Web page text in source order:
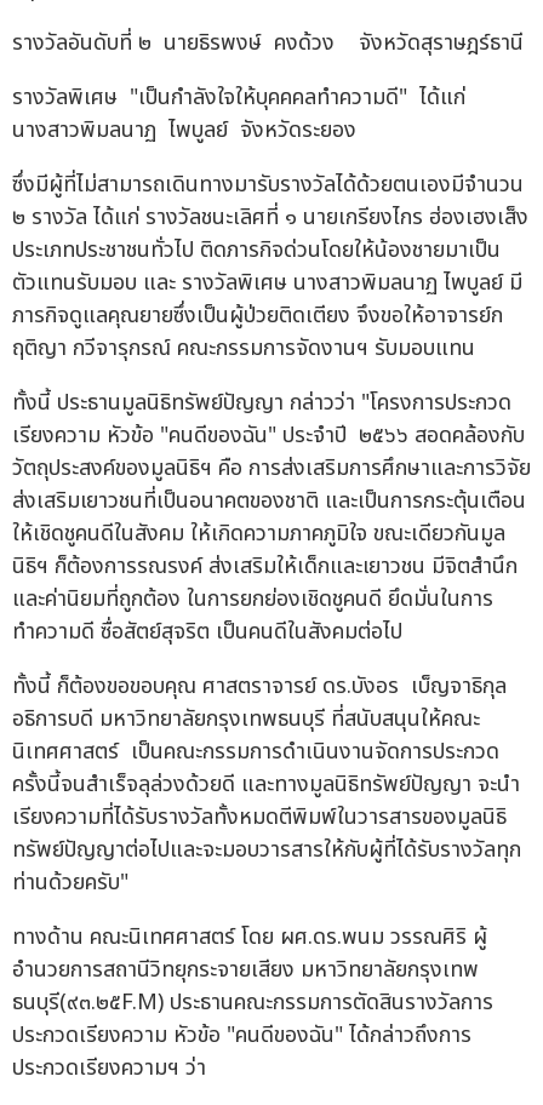
รางวัลอันดับที่ ๒ นายธิรพงษ์ คงด้วง จังหวัดสุราษฎร์ธานี
รางวัลพิเศษ "เป็นกำลังใจให้บุคคคลทำความดี" ได้แก่
นางสาวพิมลนาฏ ไพบูลย์ จังหวัดระยอง
ซึ่งมีผู้ที่ไม่สามารถเดินทางมารับรางวัลได้ด้วยตนเองมีจำนวน
๒ รางวัล ได้แก่ รางวัลชนะเลิศที่ ๑ นายเกรียงไกร ฮ่องเฮงเส็ง
ประเภทประชาชนทั่วไป ติดภารกิจด่วนโดยให้น้องชายมาเป็น
ตัวแทนรับมอบ และ รางวัลพิเศษ นางสาวพิมลนาฏ ไพบูลย์ มี
ภารกิจดูแลคุณยายซึ่งเป็นผู้ป่วยติดเตียง จึงขอให้อาจารย์ก
ฤติญา กวีจารุกรณ์ คณะกรรมการจัดงานฯ รับมอบแทน
ทั้งนี้ ประธานมูลนิธิทรัพย์ปัญญา กล่าวว่า "โครงการประกวด
เรียงความ หัวข้อ "คนดีของฉัน" ประจำปี ๒๕๖๖ สอดคล้องกับ
วัตถุประสงค์ของมูลนิธิฯ คือ การส่งเสริมการศึกษาและการวิจัย
ส่งเสริมเยาวชนที่เป็นอนาคตของชาติ และเป็นการกระตุ้นเตือน
ให้เชิดชูคนดีในสังคม ให้เกิดความภาคภูมิใจ ขณะเดียวกันมูล
นิธิฯ ก็ต้องการรณรงค์ ส่งเสริมให้เด็กและเยาวชน มีจิตสำนึก
และค่านิยมที่ถูกต้อง ในการยกย่องเชิดชูคนดี ยึดมั่นในการ
ทำความดี ซื่อสัตย์สุจริต เป็นคนดีในสังคมต่อไป
ทั้งนี้ ก็ต้องขอขอบคุณ ศาสตราจารย์ ดร.บังอร เบ็ญจาธิกุล
อธิการบดี มหาวิทยาลัยกรุงเทพธนบุรี ที่สนับสนุนให้คณะ
นิเทศศาสตร์ เป็นคณะกรรมการดำเนินงานจัดการประกวด
ครั้งนี้จนสำเร็จลุล่วงด้วยดี และทางมูลนิธิทรัพย์ปัญญา จะนำ
เรียงความที่ได้รับรางวัลทั้งหมดตีพิมพ์ในวารสารของมูลนิธิ
ทรัพย์ปัญญาต่อไปและจะมอบวารสารให้กับผู้ที่ได้รับรางวัลทุก
ท่านด้วยครับ"
ทางด้าน คณะนิเทศศาสตร์ โดย ผศ.ดร.พนม วรรณศิริ ผู้
อำนวยการสถานีวิทยุกระจายเสียง มหาวิทยาลัยกรุงเทพ
ธนบุรี(๙๓.๒๕F.M) ประธานคณะกรรมการตัดสินรางวัลการ
ประกวดเรียงความ หัวข้อ "คนดีของฉัน" ได้กล่าวถึงการ
ประกวดเรียงความฯ ว่า